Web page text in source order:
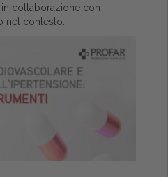
collaborazione con
contesto...